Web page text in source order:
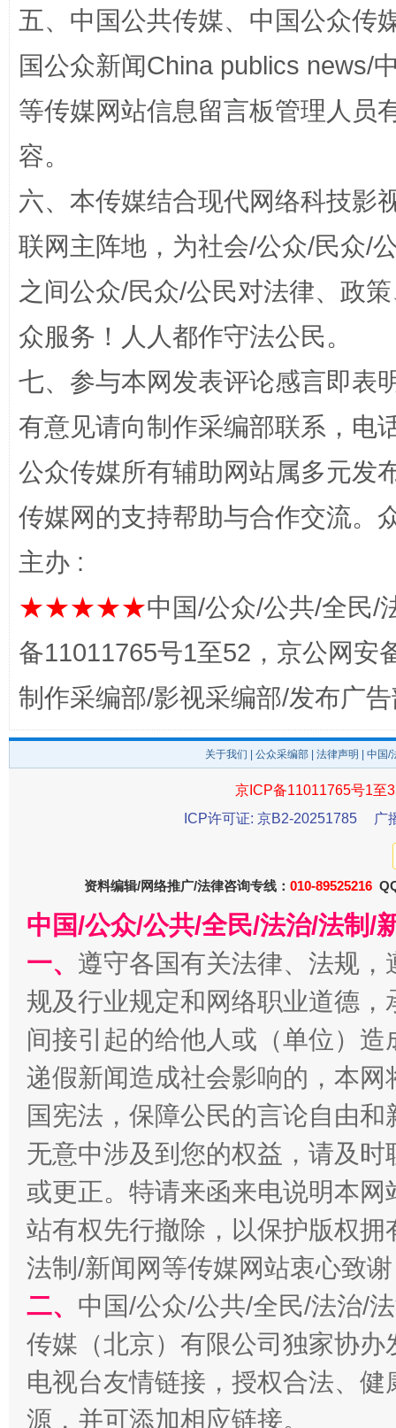
东山县通报“牛蛙产品抗生素超标问题”
千年窑火 生生不息 一
揭开“小金库”的免责幌子
受贿1.44亿！段成刚被判无期 从幼
全民健身五年计划来了！等你上场
阿坝州三大球赛在茂县开幕 规模
五、中国公共传媒、中国公众传
国公众新闻China publics news/
等传媒网站信息留言板管理人员
容。
六、本传媒结合现代网络科技影
联网主阵地，为社会/公众/民众/
之间公众/民众/公民对法律、政
众服务！人人都作守法公民。
七、参与本网发表评论感言即表
有意见请向制作采编部联系，电
公众传媒所有辅助网站属多元发
传媒网的支持帮助与合作交流。
主办 :
★★★★★中国/公众/公共/全民/
备11011765号1至52，京公网安
制作采编部/影视采编部/发布广
关于我们 公众采编部 法律声明 | 中国
京ICP备11011765号1至
ICP许可证: 京B2-20251785
广
资料编辑/网络推广/法律咨询专线： 010-89525216
中国/公众/公共/全民/法治/法制/
一、 遵守各国有关法律、法规
规及行业规定和网络职业道德
间接引起的给他人或（单位）
递假新闻造成社会影响的，本
国宪法，保障公民的言论自由
无意中涉及到您的权益，请及
或更正。特请来函来电说明本
站有权先行撤除，以保护版权
法制/新闻网等传媒网站衷心致
二、 中国/公众/公共/全民/法治/
传媒（北京）有限公司独家协
电视台友情链接，授权合法、
源，并可添加相应链接。